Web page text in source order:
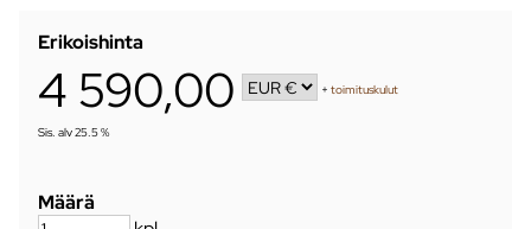
Erikoishinta
4 590,00 +toimituskulut
Sis. alv 25.5 %
Määrä